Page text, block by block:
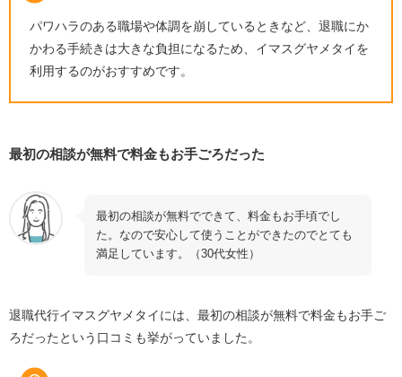
パワハラのある職場や体調を崩しているときなど、退職にか
かわる手続きは大きな負担になるため、イマスグヤメタイを
利用するのがおすすめです。
最初の相談が無料で料金もお手ごろだった
最初の相談が無料でできて、料金もお手頃でし
た。なので安心して使うことができたのでとても
満足しています。（30代女性）
退職代行イマスグヤメタイには、最初の相談が無料で料金もお手ご
ろだったという口コミも挙がっていました。